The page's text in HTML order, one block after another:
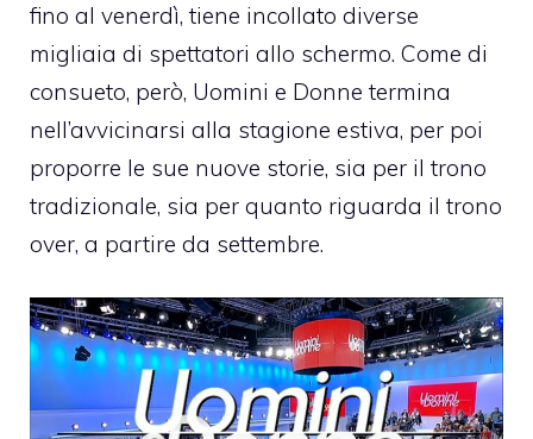
fino al venerdì, tiene incollato diverse
migliaia di spettatori allo schermo. Come di
consueto, però, Uomini e Donne termina
nell’avvicinarsi alla stagione estiva, per poi
proporre le sue nuove storie, sia per il trono
tradizionale, sia per quanto riguarda il trono
over, a partire da settembre.